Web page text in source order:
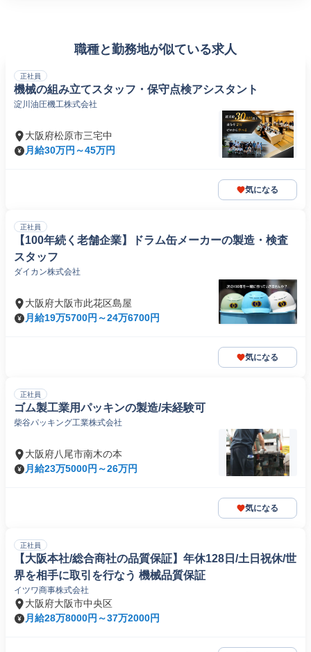
職種と勤務地が似ている求人
正社員
機械の組み立てスタッフ・保守点検アシスタント
淀川油圧機工株式会社
大阪府松原市三宅中
月給30万円～45万円
気になる
正社員
【100年続く老舗企業】ドラム缶メーカーの製造・検査
スタッフ
ダイカン株式会社
大阪府大阪市此花区島屋
月給19万5700円～24万6700円
気になる
正社員
ゴム製工業用パッキンの製造/未経験可
柴谷パッキング工業株式会社
大阪府八尾市南木の本
月給23万5000円～26万円
気になる
正社員
【大阪本社/総合商社の品質保証】年休128日/土日祝休/世
界を相手に取引を行なう 機械品質保証
イツワ商事株式会社
大阪府大阪市中央区
月給28万8000円～37万2000円